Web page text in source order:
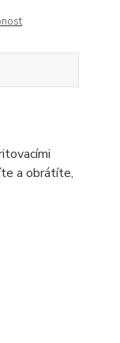
a obrátíte,